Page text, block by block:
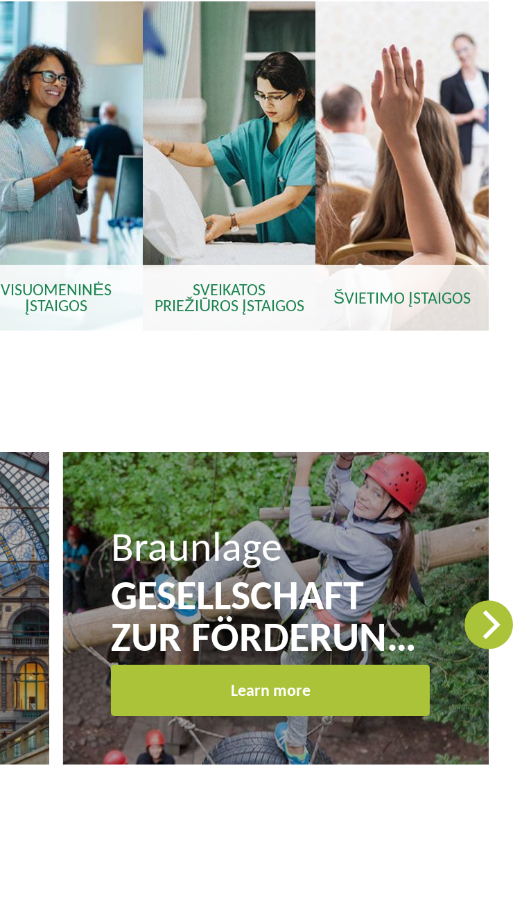
VISUOMENINĖS
ĮSTAIGOS
SVEIKATOS
PRIEŽIŪROS ĮSTAIGOS ŠVIETIMO ĮSTAIGOS
Braunlage
GESELLSCHAFT
ZUR FÖRDERUNG
DER
ERLEBNISPÄDAGO
GIK E.V.
Learn more